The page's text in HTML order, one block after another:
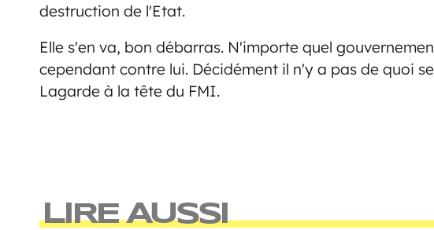
destruction de l'Etat.
Elle s'en va, bon débarras. N'importe quel
cependant contre lui. Décidément il n'y a pas de quoi
Lagarde à la tête du FMI.
LIRE AUSSI